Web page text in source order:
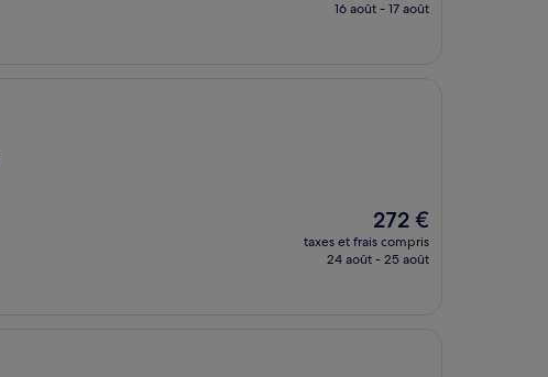
prix
16 août - 17 août
Le
nouveau
prix
272 €
taxes et frais compris
24 août - 25 août